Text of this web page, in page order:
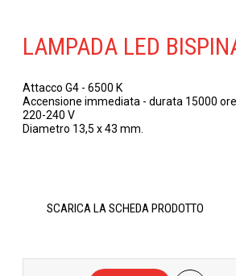
LAMPADA LED
Attacco G4 - 6500 K
Accensione immediata - durata 15000 ore
220-240 V
Diametro 13,5 x 43 mm.
SCARICA LA SCHEDA PRODOTTO